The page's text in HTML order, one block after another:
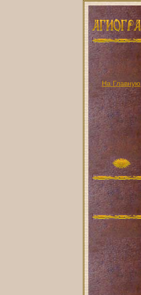
На Главную